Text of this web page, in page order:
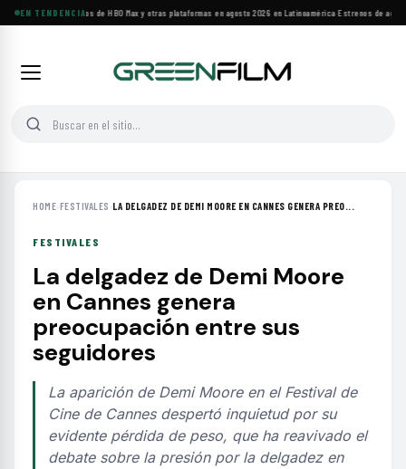
EN TENDENCIA
Principales estrenos de HBO Max y otras plataformas en agosto 2026 en Latinoamérica·Estrenos de
HOME›FESTIVALES ›LA DELGADEZ DE DEMI MOORE EN CANNES GENERA PREO...
FESTIVALES
La delgadez de Demi Moore
en Cannes genera
preocupación entre sus
seguidores
La aparición de Demi Moore en el Festival de
Cine de Cannes despertó inquietud por su
evidente pérdida de peso, que ha reavivado el
debate sobre la presión por la delgadez en